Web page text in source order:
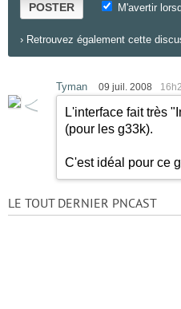
POSTER M'avertir
› Retrouvez également cette
Tyman 09 juil. 2008
L'interface fait très
(pour les g33k).
C'est idéal pour ce
LE TOUT DERNIER PNCAST